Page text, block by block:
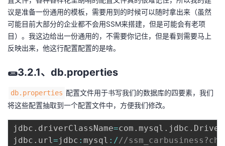
议是准备一份通用的模板，需要用到的时候可以随时拿出来（虽然
可能目前大部分的企业都不会用SSM来搭建，但是可能会有老项
目）。我这边给出一份通用的，不需要你记住，但是看到需要马上
反映出来，他这行配置配置的是啥。
🌯3.2.1、db.properties
db.properties 配置文件用于书写我们的数据库的四要素，我们
将这些配置抽取到一个配置文件中，方便我们修改。
jdbc . driverClassName=com . mysql . jdbc . Driver
jdbc . url=jdbc : mysql : ///